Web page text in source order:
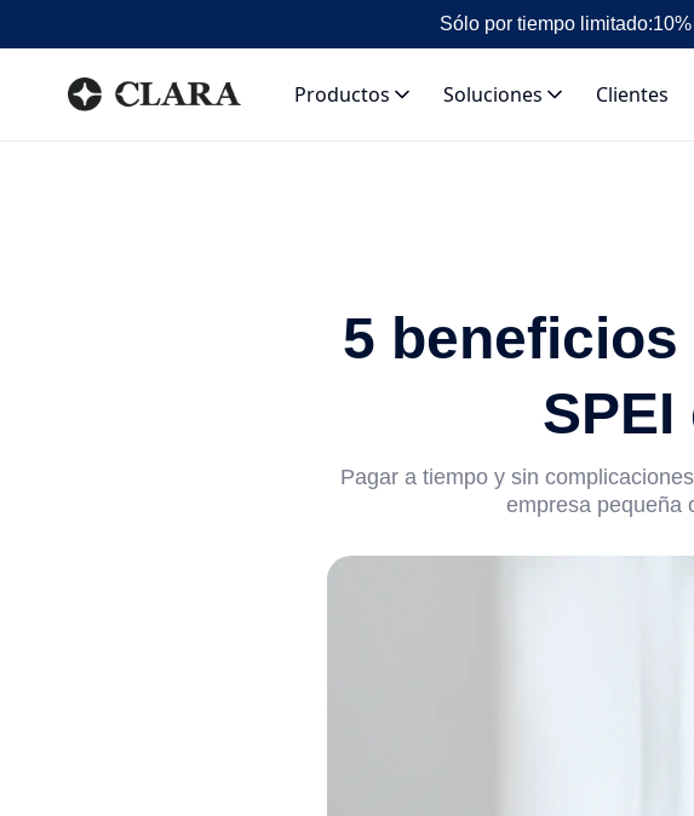
Sólo por tiempo limitado:
Productos Soluciones Clientes
5
Pagar a tiempo y sin
empresa pequeña